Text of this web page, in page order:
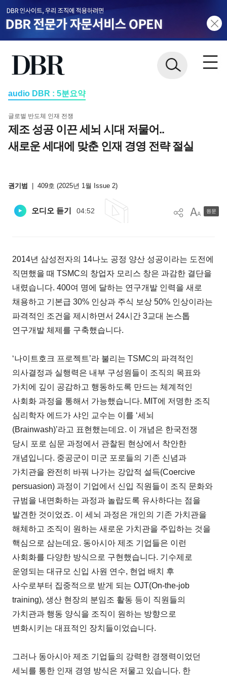
audio DBR : 5분요약
글로벌 반도체 인재 전쟁
제조 성공 이끈 세뇌 시대 저물어..
새로운 세대에 맞춘 인재 경영 전략 절실
권기범 409호 (2025년 1월 Issue 2)
오디오 듣기 04:52 원문
2014년 삼성전자의 14나노 공정 양산 성공이라는 도전에
직면했을 때 TSMC의 창업자 모리스 창은 과감한 결단을
내렸습니다. 400여 명에 달하는 연구개발 인력을 새로
채용하고 기본급 30% 인상과 주식 보상 50% 인상이라는
파격적인 조건을 제시하면서 24시간 3교대 논스톱
연구개발 체제를 구축했습니다.
‘나이트호크 프로젝트’라 불리는 TSMC의 파격적인
의사결정과 실행력은 내부 구성원들이 조직의 목표와
가치에 깊이 공감하고 행동하도록 만드는 체계적인
사회화 과정을 통해서 가능했습니다. MIT에 저명한 조직
심리학자 에드가 샤인 교수는 이를 ‘세뇌
(Brainwash)’라고 표현했는데요. 이 개념은 한국전쟁
당시 포로 심문 과정에서 관찰된 현상에서 착안한
개념입니다. 중공군이 미군 포로들의 기존 신념과
가치관을 완전히 바꿔 나가는 강압적 설득(Coercive
persuasion) 과정이 기업에서 신입 직원들이 조직 문화와
규범을 내면화하는 과정과 놀랍도록 유사하다는 점을
발견한 것이었죠. 이 세뇌 과정은 개인의 기존 가치관을
해체하고 조직이 원하는 새로운 가치관을 주입하는 것을
핵심으로 삼는데요. 동아시아 제조 기업들은 이런
사회화를 다양한 방식으로 구현했습니다. 기수제로
운영되는 대규모 신입 사원 연수, 현업 배치 후
사수로부터 집중적으로 받게 되는 OJT(On-the-job
training), 생산 현장의 분임조 활동 등이 직원들의
가치관과 행동 양식을 조직이 원하는 방향으로
변화시키는 대표적인 장치들이었습니다.
그러나 동아시아 제조 기업들의 강력한 경쟁력이었던
세뇌를 통한 인재 경영 방식은 저물고 있습니다. 한